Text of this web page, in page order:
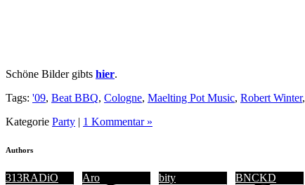
Schöne Bilder gibts hier.
Tags: '09, Beat BBQ, Cologne, Maelting Pot Music, Robert Winter,
Kategorie Party | 1 Kommentar »
Authors
313RADiO Aro bity BNCKD